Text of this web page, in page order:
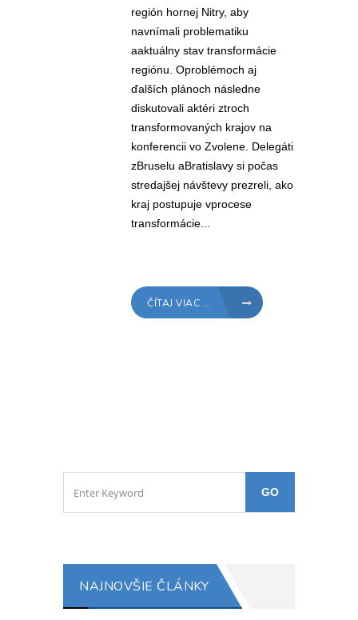
región hornej Nitry, aby
navnímali problematiku
aaktuálny stav transformácie
regiónu. Oproblémoch aj
ďalších plánoch následne
diskutovali aktéri ztroch
transformovaných krajov na
konferencii vo Zvolene. Delegáti
zBruselu aBratislavy si počas
stredajšej návštevy prezreli, ako
kraj postupuje vprocese
transformácie...
ČÍTAJ VIAC ...
NAJNOVŠIE ČLÁNKY